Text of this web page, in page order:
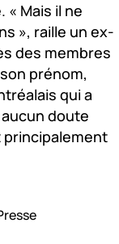
« Mais il ne
», raille un ex-
des membres
prénom,
qui a
doute
principalement